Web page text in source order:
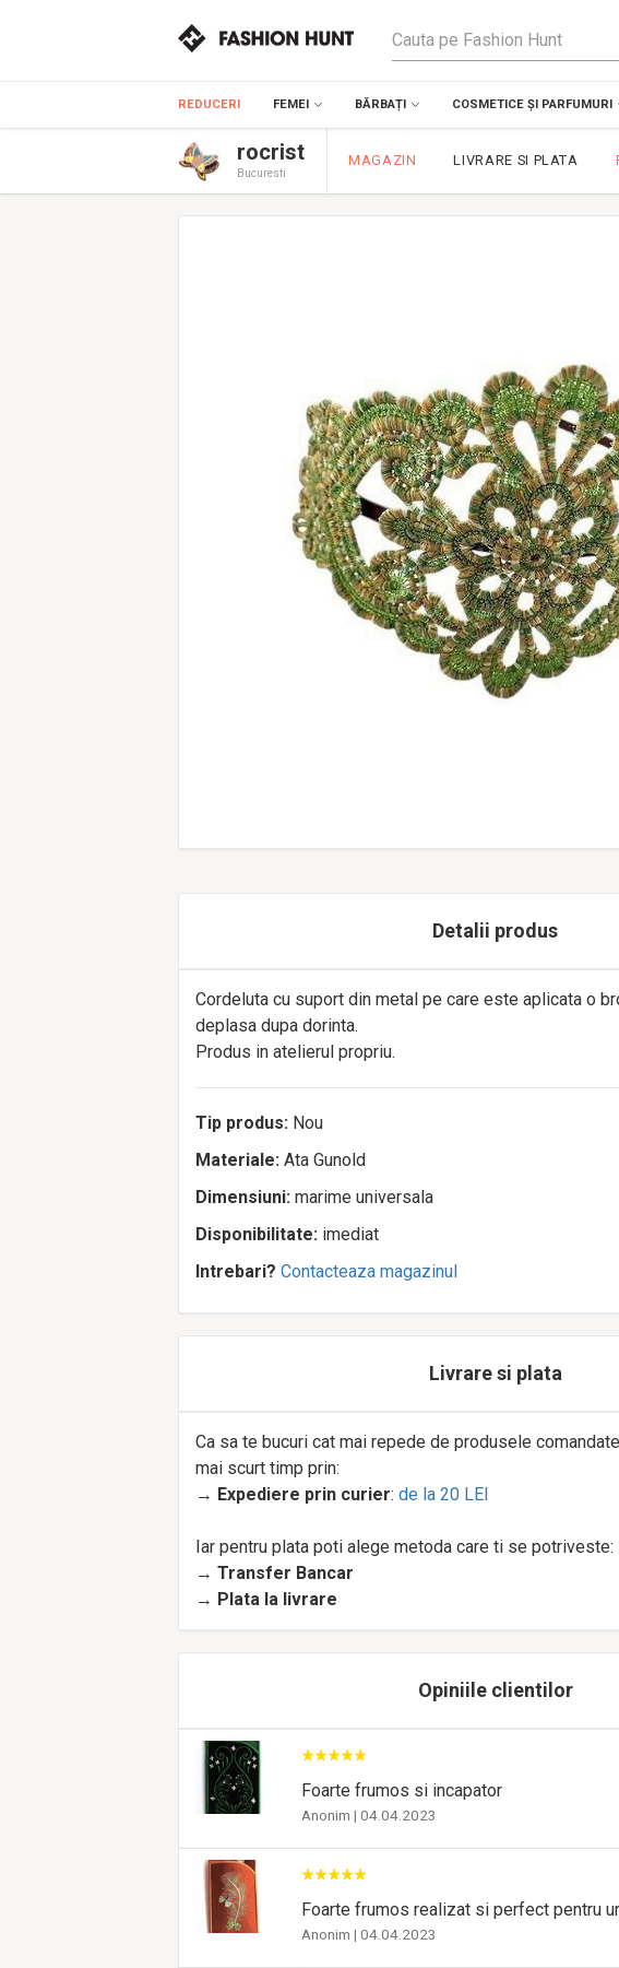
REDUCERI FEMEI BĂRBAȚI COSMETICE ȘI PARFUMURI
rocrist
Bucuresti
MAGAZIN LIVRARE SI PLATA
Detalii produs
Cordeluta cu suport din metal pe care este aplicata o
deplasa dupa dorinta.
Produs in atelierul propriu.
Tip produs: Nou
Materiale: Ata Gunold
Dimensiuni: marime universala
Disponibilitate: imediat
Intrebari? Contacteaza magazinul
Livrare si plata
Ca sa te bucuri cat mai repede de produsele
mai scurt timp prin:
→ Expediere prin curier: de la 20 LEI
Iar pentru plata poti alege metoda care ti se potriveste:
→ Transfer Bancar
→ Plata la livrare
Opiniile clientilor
Foarte frumos si incapator
Anonim | 04.04.2023
Foarte frumos realizat si perfect pentru
Anonim | 04.04.2023